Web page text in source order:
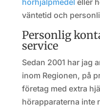
väntetid och
Personlig
service
Sedan 2001 har jag
inom Regionen, på
företag med extra
hörapparaterna inte